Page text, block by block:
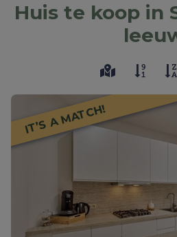
Huis te koop in
IT’S A MATCH!